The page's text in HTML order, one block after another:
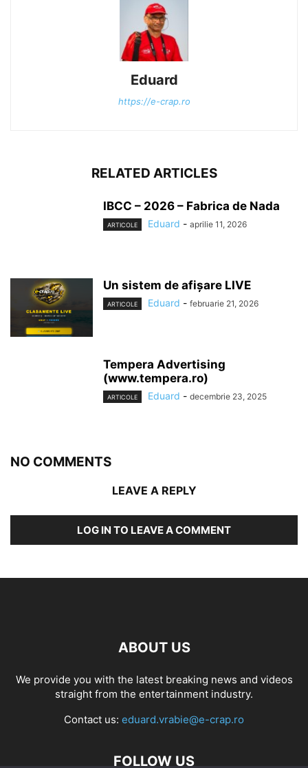
Eduard
https://e-crap.ro
RELATED ARTICLES
IBCC – 2026 – Fabrica de Nada
ARTICOLE Eduard - aprilie 11, 2026
Un sistem de afișare LIVE
ARTICOLE Eduard - februarie 21, 2026
Tempera Advertising
(www.tempera.ro)
ARTICOLE Eduard - decembrie 23, 2025
NO COMMENTS
LEAVE A REPLY
LOG IN TO LEAVE A COMMENT
ABOUT US
We provide you with the latest breaking news and videos
straight from the entertainment industry.
Contact us: eduard.vrabie@e-crap.ro
FOLLOW US